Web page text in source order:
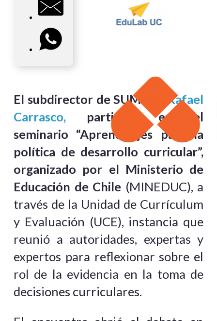
El subdirector de SUMMA,
Rafael
Carrasco, participó en el
seminario “Aprendizajes para la
política de desarrollo curricular”,
organizado por el Ministerio de
Educación de Chile (MINEDUC), a
través de la Unidad de Currículum
y Evaluación (UCE), instancia que
reunió a autoridades, expertas y
expertos para reflexionar sobre el
rol de la evidencia en la toma de
decisiones curriculares.